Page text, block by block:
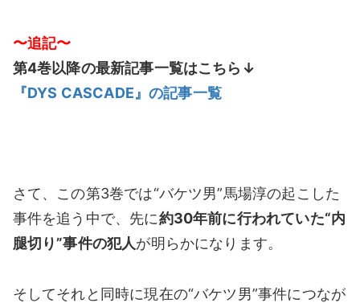
〜追記〜
第4巻以降の最新記事一覧はこちら↓
『DYS CASCADE』の記事一覧
さて、この第3巻では“バケツ男”馬場淳の起こした
事件を追う中で、先に約30年前に行われていた“内
腿切り”事件の犯人が明らかになります。
そしてそれと同時に現在の“バケツ男”事件につなが